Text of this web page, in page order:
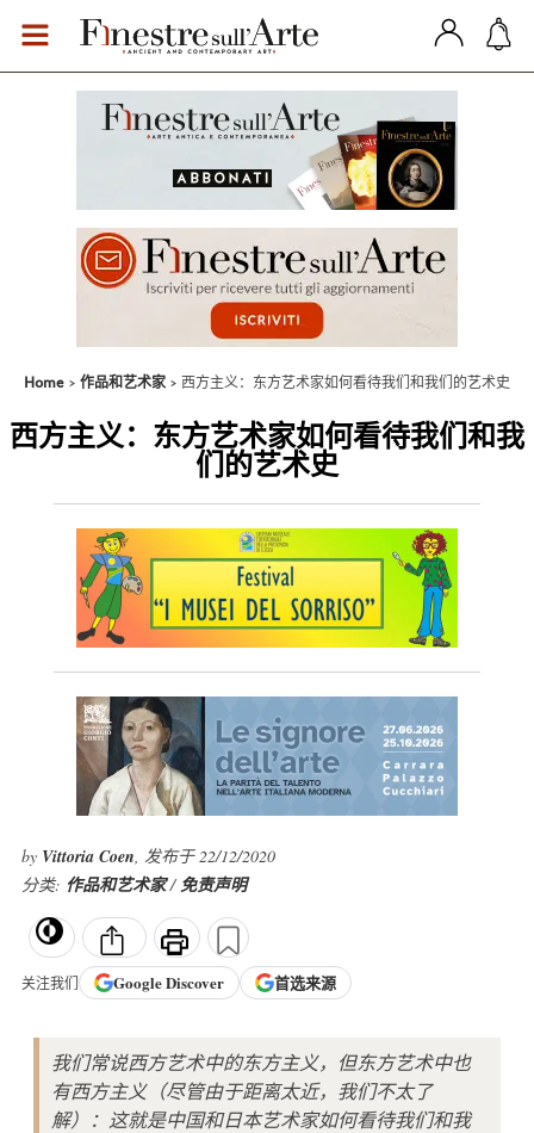
Home 作品和艺术家 西方主义：东方艺术家如何看待我们和我们的艺术史
西方主义：东方艺术家如何看待我们和我
们的艺术史
by Vittoria Coen, 发布于 22/12/2020
分类: 作品和艺术家/免责声明
关注我们 GoogleDiscover 首选来源
我们常说西方艺术中的东方主义，但东方艺术中也
有西方主义（尽管由于距离太近，我们不太了
解）：这就是中国和日本艺术家如何看待我们和我